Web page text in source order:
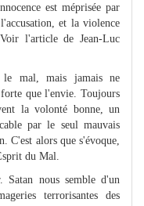
est méprisée par
et la violence
l'article de Jean-Luc
le mal, mais jamais ne
que l'envie. Toujours
la volonté bonne, un
par le seul mauvais
C'est alors que s'évoque,
du Mal.
Satan nous semble d'un
terrorisantes des